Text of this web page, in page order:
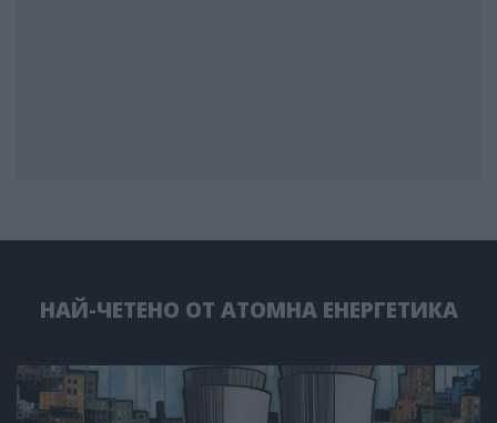
НАЙ-ЧЕТЕНО ОТ АТОМНА ЕНЕРГЕТИКА